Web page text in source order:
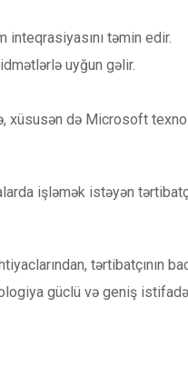
inteqrasiyasını təmin edir.
uyğun gəlir.
xüsusən də Microsoft
işləmək istəyən
tərtibatçının
güclü və geniş